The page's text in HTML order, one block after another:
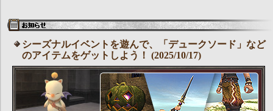
シーズナルイベントを遊んで、「デュークソード」など
のアイテムをゲットしよう！ (2025/10/17)